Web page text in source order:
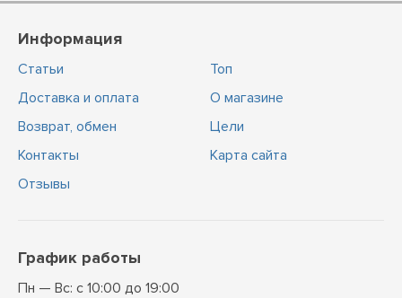
Информация
Статьи
Доставка и оплата
Возврат, обмен
Контакты
Отзывы
Топ
О магазине
Цели
Карта сайта
График работы
Пн — Вс: с 10:00 до 19:00